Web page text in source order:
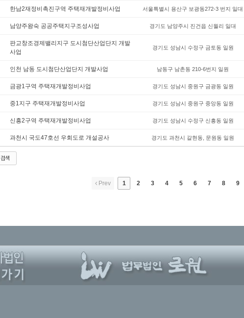
한남2재정비촉진구역 주택재개발정비사업 서울특별시 용산구 보광동272-3 번지 일대
남양주왕숙 공공주택지구조성사업 경기도 남양주시 진건읍 신월리 일대
판교창조경제밸리지구 도시첨단산업단지 개발
사업
경기도 성남시 수정구 금토동 일원
인천 남동 도시첨단산업단지 개발사업 남동구 남촌동 210-6번지 일원
금광1구역 주택재개발정비사업 경기도 성남시 중원구 금광동 일원
중1지구 주택재개발정비사업 경기도 성남시 중원구 중앙동 일원
신흥2구역 주택재개발정비사업 경기도 성남시 수정구 신흥동 일원
과천시 국도47호선 우회도로 개설공사 경기도 과천시 갈현동, 문원동 일원
검색
Prev 1 2 3 4 5 6 7 8 9